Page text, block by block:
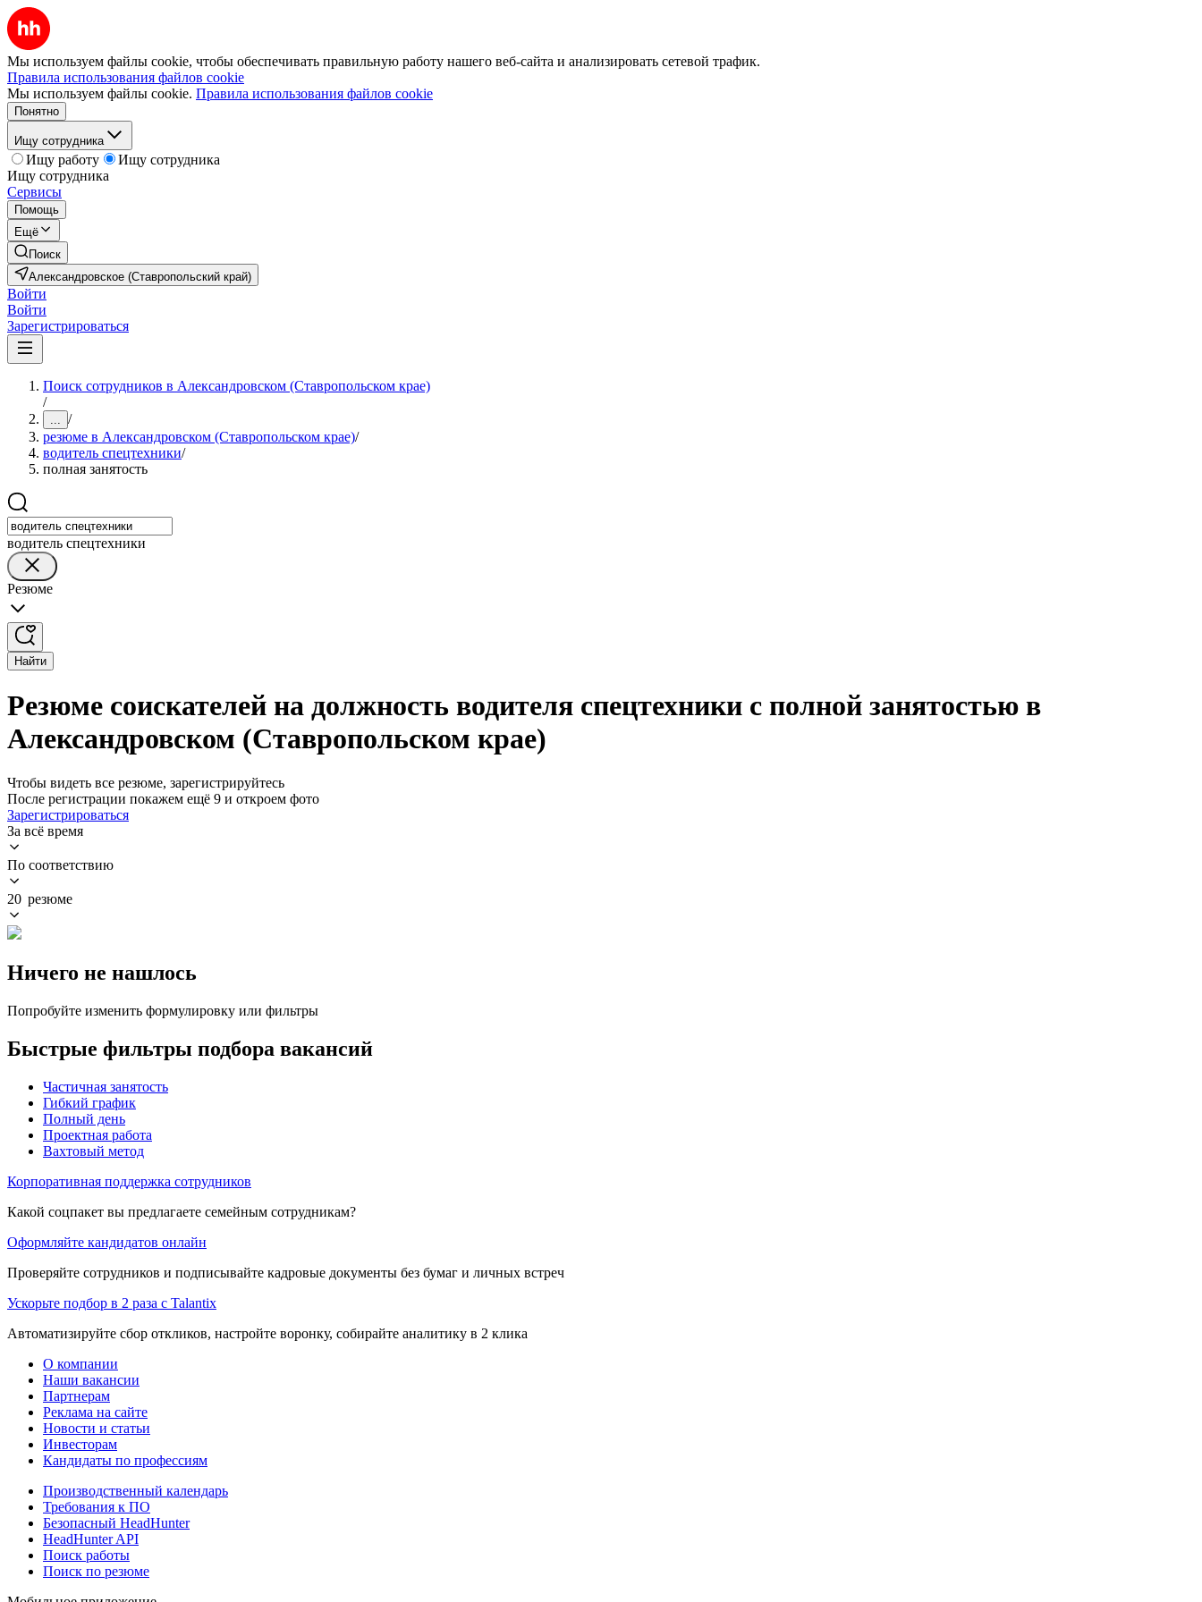
Мы используем файлы cookie, чтобы обеспечивать правильную работу нашего веб-сайта и анализировать сетевой трафик.
Правила использования файлов cookie
Мы используем файлы cookie. Правила использования файлов cookie
Понятно
Ищу сотрудника
Ищу работу
Ищу сотрудника
Ищу сотрудника
Сервисы
Помощь
Ещё
Поиск
Александровское (Ставропольский край)
Войти
Войти
Зарегистрироваться
Поиск сотрудников в Александровском (Ставропольском крае)
/
... /
резюме в Александровском (Ставропольском крае)/
водитель спецтехники/
полная занятость
водитель спецтехники
Резюме
Найти
Резюме соискателей на должность водителя спецтехники с полной занятостью в
Александровском (Ставропольском крае)
Чтобы видеть все резюме, зарегистрируйтесь
После регистрации покажем ещё 9 и откроем фото
Зарегистрироваться
За всё время
По соответствию
20 резюме
Ничего не нашлось
Попробуйте изменить формулировку или фильтры
Быстрые фильтры подбора вакансий
Частичная занятость
Гибкий график
Полный день
Проектная работа
Вахтовый метод
Корпоративная поддержка сотрудников
Какой соцпакет вы предлагаете семейным сотрудникам?
Оформляйте кандидатов онлайн
Проверяйте сотрудников и подписывайте кадровые документы без бумаг и личных встреч
Ускорьте подбор в 2 раза с Talantix
Автоматизируйте сбор откликов, настройте воронку, собирайте аналитику в 2 клика
О компании
Наши вакансии
Партнерам
Реклама на сайте
Новости и статьи
Инвесторам
Кандидаты по профессиям
Производственный календарь
Требования к ПО
Безопасный HeadHunter
HeadHunter API
Поиск работы
Поиск по резюме